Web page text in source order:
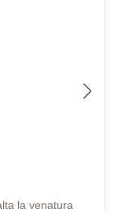
la venatura